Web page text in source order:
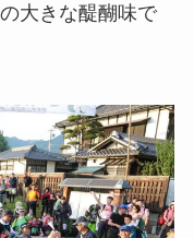
大きな醍醐味で